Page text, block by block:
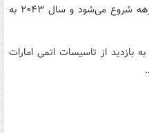
در مدت ۲۰ سال داریم که در این برهه شروع می‌شود و سال ۲۰۴۳ به
بازدید از تاسیسات اتمی امارات